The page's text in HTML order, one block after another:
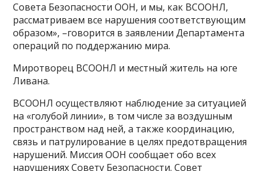
Совета Безопасности ООН, и мы, как ВСООНЛ,
рассматриваем все нарушения соответствующим
образом», –говорится в заявлении Департамента
операций по поддержанию мира.
Миротворец ВСООНЛ и местный житель на юге
Ливана.
ВСООНЛ осуществляют наблюдение за ситуацией
на «голубой линии», в том числе за воздушным
пространством над ней, а также координацию,
связь и патрулирование в целях предотвращения
нарушений. Миссия ООН сообщает обо всех
нарушениях Совету Безопасности. Совет